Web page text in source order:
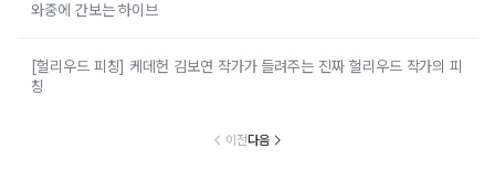
와중에 간보는 하이브
[헐리우드 피칭] 케데헌 김보연 작가가 들려주는 진짜 헐리우드 작가의 피
칭
이전다음